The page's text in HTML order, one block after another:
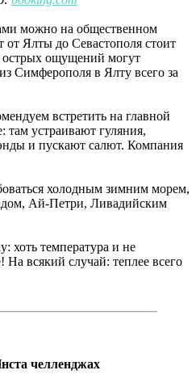
можно на общественном
от Ялты до Севастополя стоит
острых ощущений могут
Симферополя в Ялту всего за
встретить на главной
там устраивают гуляния,
и пускают салют. Компания
холодным зимним морем,
Ай-Петри, Ливадийским
хоть температура и не
На всякий случай: теплее всего
челленджах